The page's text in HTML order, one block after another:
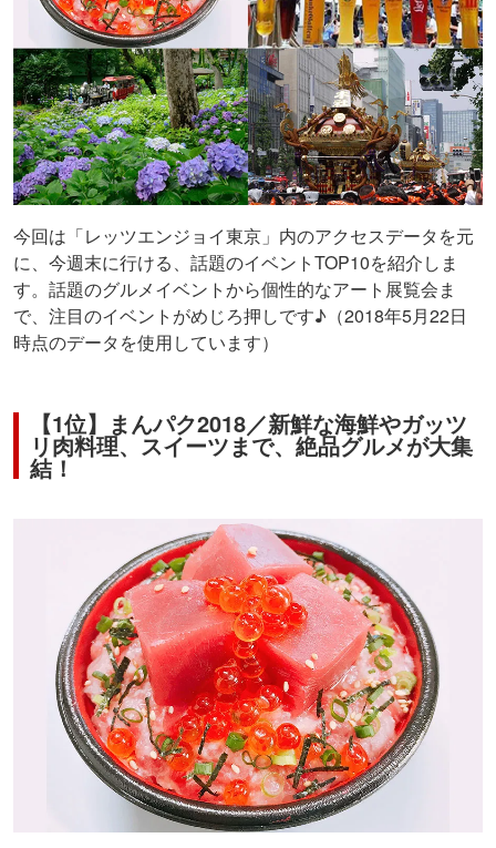
今回は「レッツエンジョイ東京」内のアクセスデータを元
に、今週末に行ける、話題のイベントTOP10を紹介しま
す。話題のグルメイベントから個性的なアート展覧会ま
で、注目のイベントがめじろ押しです♪（2018年5月22日
時点のデータを使用しています）
【1位】まんパク2018／新鮮な海鮮やガッツ
リ肉料理、スイーツまで、絶品グルメが大集
結！